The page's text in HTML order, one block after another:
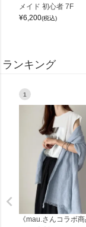
メイド 初心者 7F
¥6,200(税込)
ランキング
1
《mau.さんコラボ